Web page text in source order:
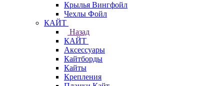
Крылья Вингфойл
Чехлы Фойл
КАЙТ
Назад
КАЙТ
Аксессуары
Кайтборды
Кайты
Крепления